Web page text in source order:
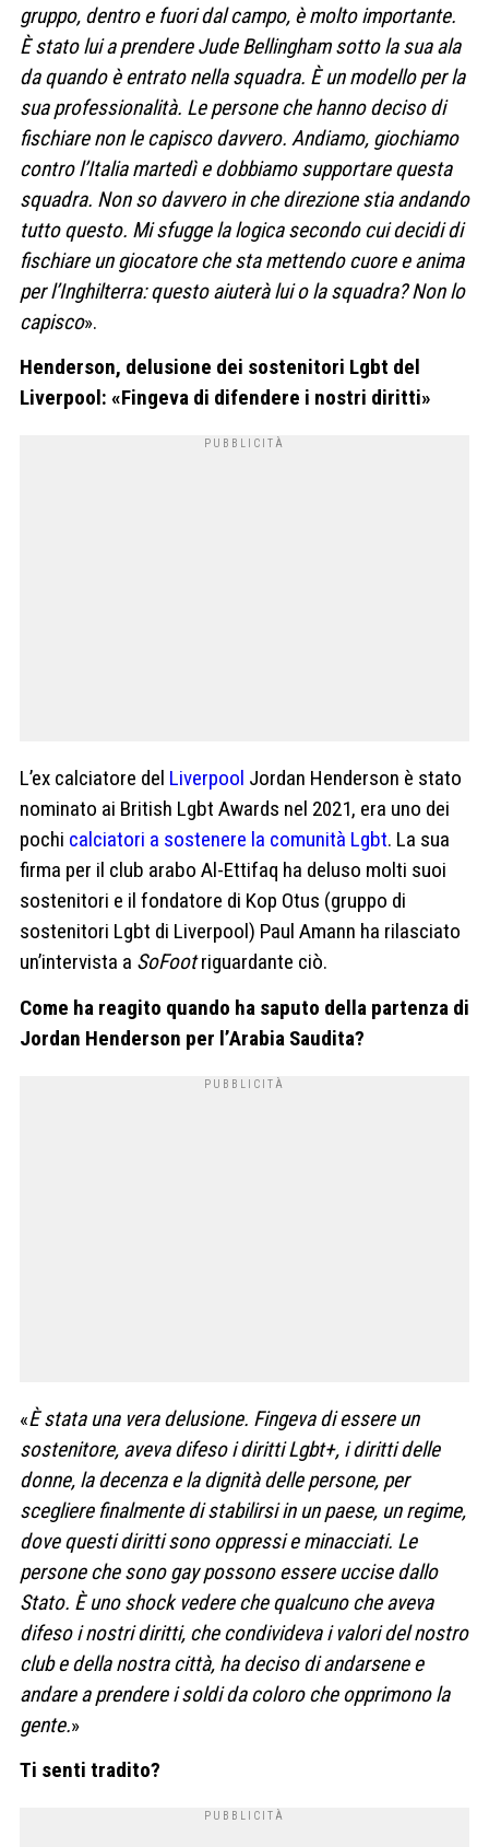
gruppo, dentro e fuori dal campo, è molto importante.
È stato lui a prendere Jude Bellingham sotto la sua ala
da quando è entrato nella squadra. È un modello per la
sua professionalità. Le persone che hanno deciso di
fischiare non le capisco davvero. Andiamo, giochiamo
contro l’Italia martedì e dobbiamo supportare questa
squadra. Non so davvero in che direzione stia andando
tutto questo. Mi sfugge la logica secondo cui decidi di
fischiare un giocatore che sta mettendo cuore e anima
per l’Inghilterra: questo aiuterà lui o la squadra? Non lo
capisco».
Henderson, delusione dei sostenitori Lgbt del
Liverpool: «Fingeva di difendere i nostri diritti»
L’ex calciatore del Liverpool Jordan Henderson è stato
nominato ai British Lgbt Awards nel 2021, era uno dei
pochi calciatori a sostenere la comunità Lgbt. La sua
firma per il club arabo Al-Ettifaq ha deluso molti suoi
sostenitori e il fondatore di Kop Otus (gruppo di
sostenitori Lgbt di Liverpool) Paul Amann ha rilasciato
un’intervista a SoFootriguardante ciò.
Come ha reagito quando ha saputo della partenza di
Jordan Henderson per l’Arabia Saudita?
«È stata una vera delusione. Fingeva di essere un
sostenitore, aveva difeso i diritti Lgbt+, i diritti delle
donne, la decenza e la dignità delle persone, per
scegliere finalmente di stabilirsi in un paese, un regime,
dove questi diritti sono oppressi e minacciati. Le
persone che sono gay possono essere uccise dallo
Stato. È uno shock vedere che qualcuno che aveva
difeso i nostri diritti, che condivideva i valori del nostro
club e della nostra città, ha deciso di andarsene e
andare a prendere i soldi da coloro che opprimono la
gente.»
Ti senti tradito?